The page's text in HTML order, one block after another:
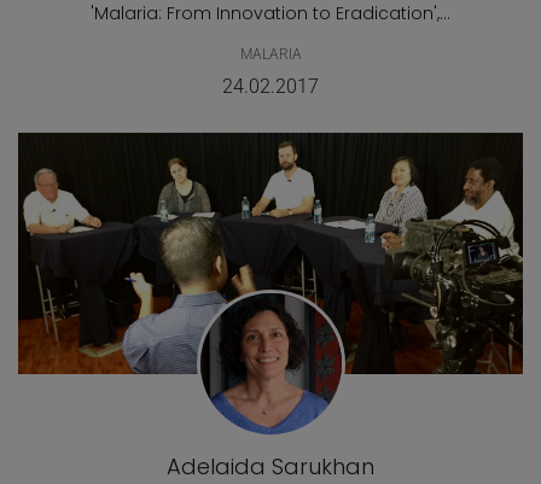
'Malaria: From Innovation to Eradication',...
MALARIA
24.02.2017
Adelaida Sarukhan